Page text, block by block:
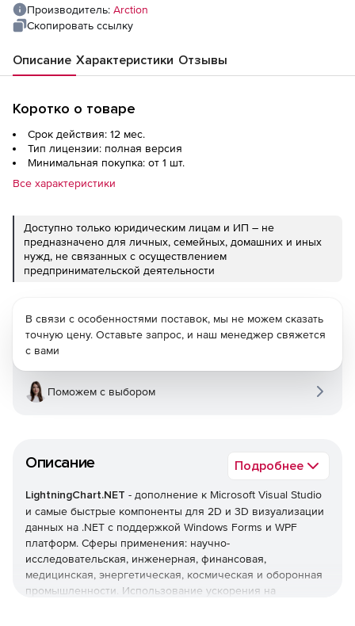
Производитель: Arction
Скопировать ссылку
Описание Характеристики Отзывы
Коротко о товаре
Срок действия: 12 мес.
Тип лицензии: полная версия
Минимальная покупка: от 1 шт.
Все характеристики
Доступно только юридическим лицам и ИП – не
предназначено для личных, семейных, домашних и иных
нужд, не связанных с осуществлением
предпринимательской деятельности
Описание Подробнее
LightningChart.NET - дополнение к Microsoft Visual Studio
и самые быстрые компоненты для 2D и 3D визуализации
данных на .NET с поддержкой Windows Forms и WPF
платформ. Сферы применения: научно-
исследовательская, инженерная, финансовая,
медицинская, энергетическая, космическая и оборонная
промышленности. Использование ускорения на
В связи с особенностями поставок, мы не можем сказать
точную цену. Оставьте запрос, и наш менеджер свяжется
с вами
Поможем с выбором